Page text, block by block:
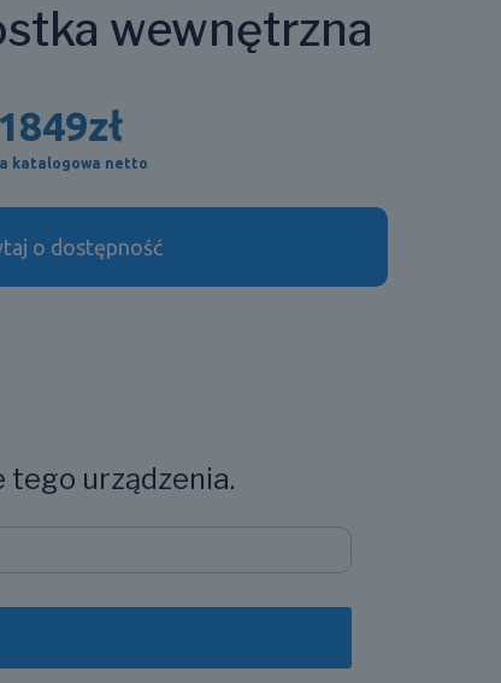
wewnętrzna
1849zł
katalogowa netto
o dostępność
tego urządzenia.